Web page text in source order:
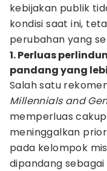
kebijakan publik
kondisi saat ini,
perubahan yang
1. Perluas
pandang yang
Salah satu
Millennials and
memperluas
meninggalkan
pada kelompok
dipandang